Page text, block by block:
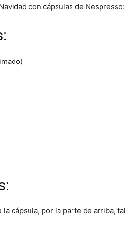
con cápsulas de Nespresso:
cápsula, por la parte de arriba, tal